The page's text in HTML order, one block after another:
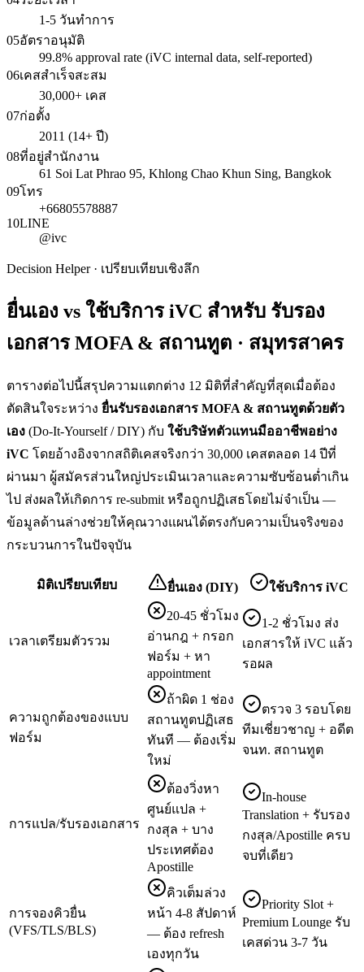
1-5 วันทำการ
05อัตราอนุมัติ
99.8% approval rate (iVC internal data, self-reported)
06เคสสำเร็จสะสม
30,000+ เคส
07ก่อตั้ง
2011 (14+ ปี)
08ที่อยู่สำนักงาน
61 Soi Lat Phrao 95, Khlong Chao Khun Sing, Bangkok
09โทร
+66805578887
10LINE
@ivc
Decision Helper · เปรียบเทียบเชิงลึก
ยื่นเอง vs ใช้บริการ iVC สำหรับ รับรอง
เอกสาร MOFA & สถานทูต · สมุทรสาคร
ตารางต่อไปนี้สรุปความแตกต่าง 12 มิติที่สำคัญที่สุดเมื่อต้อง
ตัดสินใจระหว่าง ยื่นรับรองเอกสาร MOFA & สถานทูตด้วยตัว
เอง (Do-It-Yourself / DIY) กับ ใช้บริษัทตัวแทนมืออาชีพอย่าง
iVC โดยอ้างอิงจากสถิติเคสจริงกว่า 30,000 เคสตลอด 14 ปีที่
ผ่านมา ผู้สมัครส่วนใหญ่ประเมินเวลาและความซับซ้อนต่ำเกิน
ไป ส่งผลให้เกิดการ re-submit หรือถูกปฏิเสธโดยไม่จำเป็น —
ข้อมูลด้านล่างช่วยให้คุณวางแผนได้ตรงกับความเป็นจริงของ
กระบวนการในปัจจุบัน
มิติเปรียบเทียบ ยื่นเอง (DIY) ใช้บริการ iVC
เวลาเตรียมตัวรวม
20-45 ชั่วโมง
อ่านกฎ + กรอก
ฟอร์ม + หา
appointment
1-2 ชั่วโมง ส่ง
เอกสารให้ iVC แล้ว
รอผล
ความถูกต้องของแบบ
ฟอร์ม
ถ้าผิด 1 ช่อง
สถานทูตปฏิเสธ
ทันที — ต้องเริ่ม
ใหม่
ตรวจ 3 รอบโดย
ทีมเชี่ยวชาญ + อดีต
จนท. สถานทูต
การแปล/รับรองเอกสาร
ต้องวิ่งหา
ศูนย์แปล +
กงสุล + บาง
ประเทศต้อง
Apostille
In-house
Translation + รับรอง
กงสุล/Apostille ครบ
จบที่เดียว
การจองคิวยื่น
(VFS/TLS/BLS)
คิวเต็มล่วง
หน้า 4-8 สัปดาห์
— ต้อง refresh
เองทุกวัน
Priority Slot +
Premium Lounge รับ
เคสด่วน 3-7 วัน